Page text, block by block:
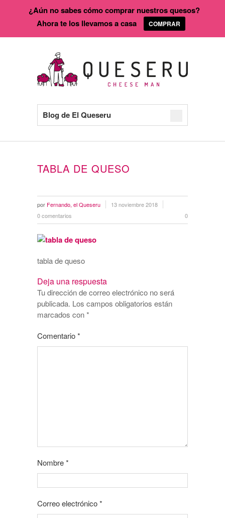
Blog de El Queseru
TABLA DE QUESO
por Fernando, el Queseru
13 noviembre 2018
0 comentarios
0
tabla de queso
Deja una respuesta
Tu dirección de correo electrónico no será
publicada. Los campos obligatorios están
marcados con*
Comentario*
Nombre*
Correo electrónico*
¿Aún no sabes cómo comprar nuestros quesos?
Ahora te los llevamos a casa
COMPRAR